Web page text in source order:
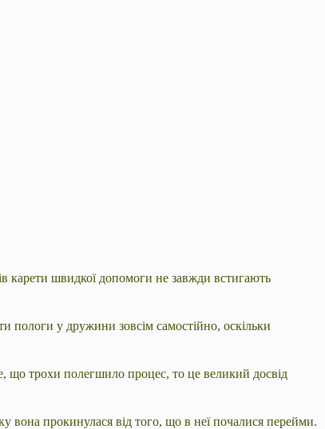
карети швидкої допомоги не завжди встигають
пологи у дружини зовсім самостійно, оскільки
що трохи полегшило процес, то це великий досвід
вона прокинулася від того, що в неї почалися перейми.